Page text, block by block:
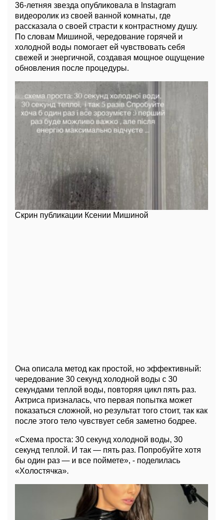
36-летняя звезда опубликовала в Instagram
видеоролик из своей ванной комнаты, где
рассказала о своей страсти к контрастному душу.
По словам Мишиной, чередование горячей и
холодной воды помогает ей чувствовать себя
свежей и энергичной, создавая мощное ощущение
обновления после процедуры.
Скрин публикации Ксении Мишиной
Она описала метод как простой, но эффективный:
чередование 30 секунд холодной воды с 30
секундами теплой воды, повторяя цикл пять раз.
Актриса призналась, что первая попытка может
показаться сложной, но результат того стоит, так как
после этого тело чувствует себя заметно бодрее.
«Схема проста: 30 секунд холодной воды, 30
секунд теплой. И так — пять раз. Попробуйте хотя
бы один раз — и все поймете», - поделилась
«Холостячка».